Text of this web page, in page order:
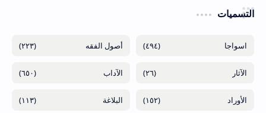
التسميات
(٤٩٤) (٢٢٣)
(٢٦) (٦٥٠)
(١٥٢) (١١٣)